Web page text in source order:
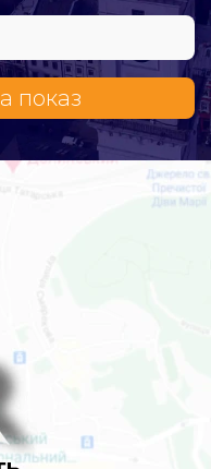
показ